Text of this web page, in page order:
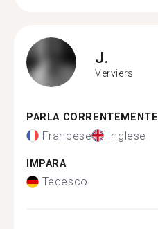
J.
Verviers
PARLA CORRENTEMENTE
Francese Inglese
IMPARA
Tedesco